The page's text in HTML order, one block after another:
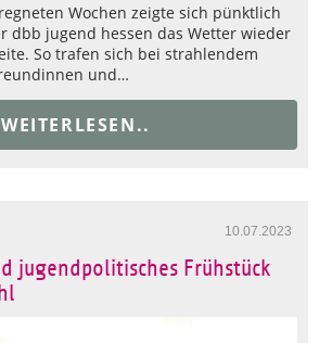
Wochen zeigte sich pünktlich
dbb jugend hessen das Wetter wieder
So trafen sich bei strahlendem
und…
WEITERLESEN..
10.07.2023
jugendpolitisches Frühstück